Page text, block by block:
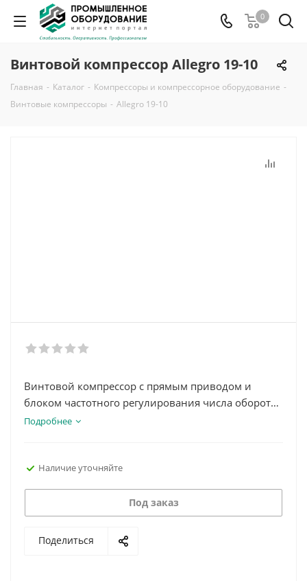
0
Винтовой компрессор Allegro 19-10
Главная - Каталог - Компрессоры и компрессорное оборудование -
Винтовые компрессоры - Allegro 19-10
Винтовой компрессор с прямым приводом и
блоком частотного регулирования числа оборотов
двигателя. Экономия электроэнергии до 35% за
Подробнее
Наличие уточняйте
Под заказ
Поделиться